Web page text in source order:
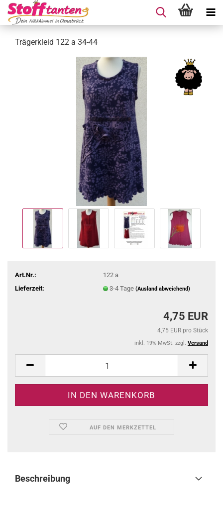
Trägerkleid 122 a 34-44
Art.Nr.:
122 a
Lieferzeit:
3-4 Tage (Ausland abweichend)
4,75 EUR
4,75 EUR pro Stück
inkl. 19% MwSt. zzgl. Versand
AUF DEN MERKZETTEL
Beschreibung